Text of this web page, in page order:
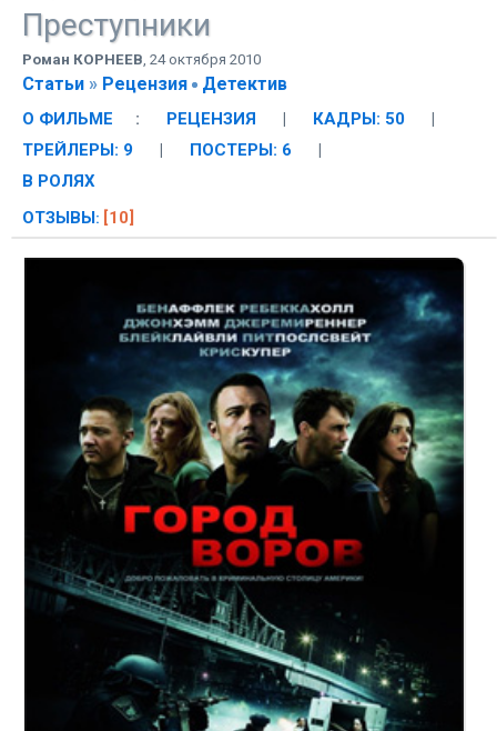
Преступники
Роман КОРНЕЕВ, 24 октября 2010
Статьи » Рецензия Детектив
О ФИЛЬМЕ : РЕЦЕНЗИЯ | КАДРЫ: 50
|
ТРЕЙЛЕРЫ: 9
| ПОСТЕРЫ: 6
|
В РОЛЯХ
ОТЗЫВЫ: [10]